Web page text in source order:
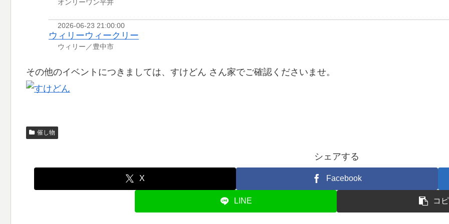
オンリーワン平井
2026-06-23 21:00:00
ウィリーウィークリー
ウィリー／豊中市
その他のイベントにつきましては、すけどん さん家でご確認くださいませ。
催し物
シェアする
X Facebook
LINE コ